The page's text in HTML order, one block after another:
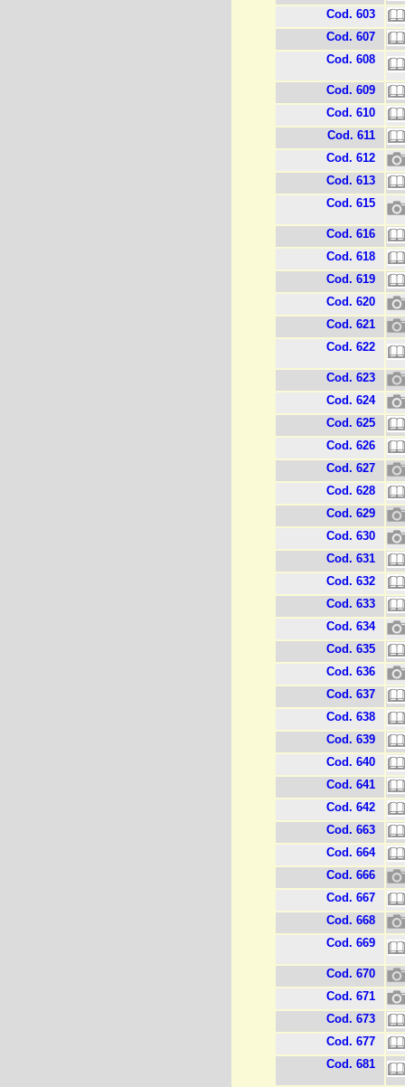
Cod. 603
Cod. 607
Cod. 608
Cod. 609
Cod. 610
Cod. 611
Cod. 612
Cod. 613
Cod. 615
Cod. 616
Cod. 618
Cod. 619
Cod. 620
Cod. 621
Cod. 622
Cod. 623
Cod. 624
Cod. 625
Cod. 626
Cod. 627
Cod. 628
Cod. 629
Cod. 630
Cod. 631
Cod. 632
Cod. 633
Cod. 634
Cod. 635
Cod. 636
Cod. 637
Cod. 638
Cod. 639
Cod. 640
Cod. 641
Cod. 642
Cod. 663
Cod. 664
Cod. 666
Cod. 667
Cod. 668
Cod. 669
Cod. 670
Cod. 671
Cod. 673
Cod. 677
Cod. 681